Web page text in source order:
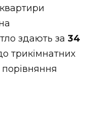
квартири
здають за 34
трикімнатних